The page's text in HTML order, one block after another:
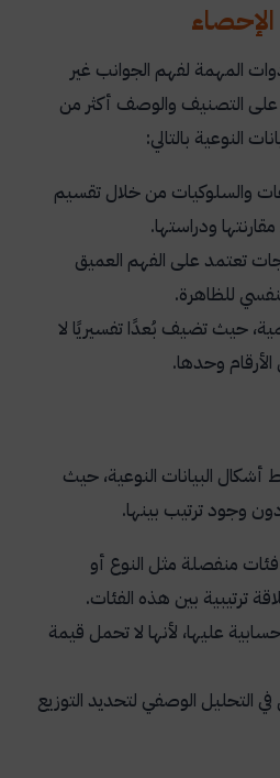
الإحصاء
المهمة لفهم الجوانب غير
على التصنيف والوصف أكثر من
النوعية بالتالي:
والسلوكيات من خلال تقسيم
ودراستها.
تعتمد على الفهم العميق
للظاهرة.
حيث تضيف بُعدًا تفسيريًا لا
وحدها.
أشكال البيانات النوعية، حيث
وجود ترتيب بينها.
فئات منفصلة مثل النوع أو
ترتيبية بين هذه الفئات.
عليها، لأنها لا تحمل قيمة
الوصفي لتحديد التوزيع